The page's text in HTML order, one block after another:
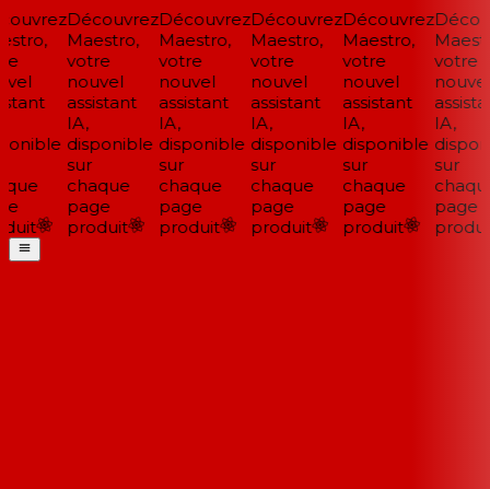
Découvrez
Maestro,
votre
nouvel
assistant
IA,
disponible
sur
chaque
page
produit
Découvrez
Maestro,
votre
nouvel
assistant
IA,
disponible
sur
chaque
page
produit
Découvrez
Maestro,
votre
nouvel
assistant
IA,
disponible
sur
chaque
page
produit
Découvrez
Maestro,
votre
nouvel
assistant
IA,
disponible
sur
chaque
page
produit
votre
nouvel
IA,
sur
chaque
page
produit